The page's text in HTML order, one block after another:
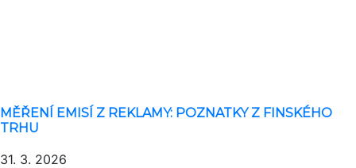
MĚŘENÍ EMISÍ Z REKLAMY: POZNATKY Z FINSKÉHO
TRHU
31. 3. 2026